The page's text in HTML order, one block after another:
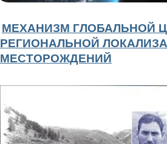
МЕХАНИЗМ ГЛОБАЛЬНОЙ
РЕГИОНАЛЬНОЙ
МЕСТОРОЖДЕНИЙ